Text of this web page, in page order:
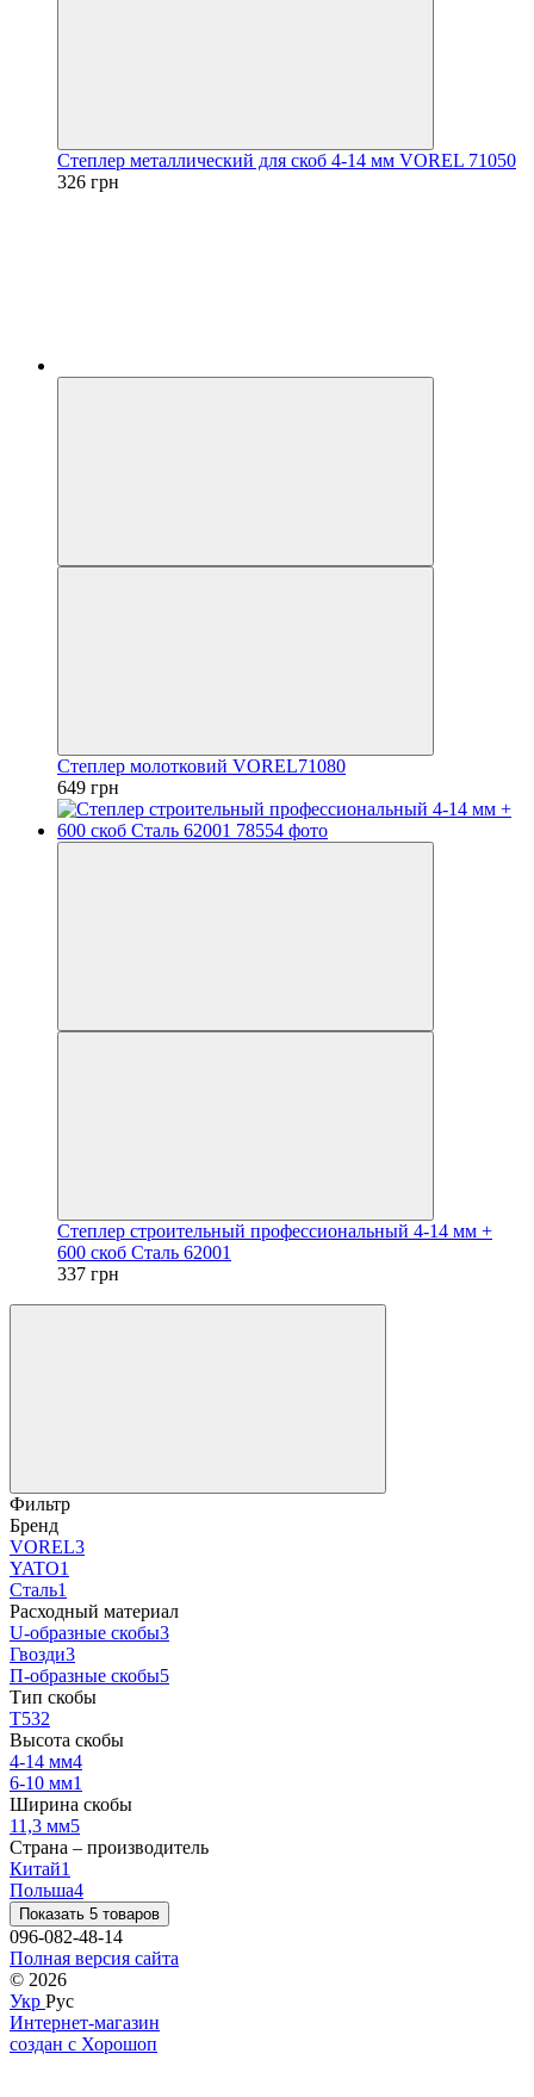
Степлер металлический для скоб 4-14 мм VOREL 71050
326 грн
Степлер молотковий VOREL71080
649 грн
Степлер строительный профессиональный 4-14 мм +
600 скоб Сталь 62001
337 грн
Фильтр
Бренд
VOREL3
YATO1
Сталь1
Расходный материал
U-образные скобы3
Гвозди3
П-образные скобы5
Тип скобы
Т532
Высота скобы
4-14 мм4
6-10 мм1
Ширина скобы
11,3 мм5
Страна – производитель
Китай1
Польша4
Показать 5 товаров
096-082-48-14
Полная версия сайта
© 2026
Укр Рус
Интернет-магазин
создан с Хорошоп